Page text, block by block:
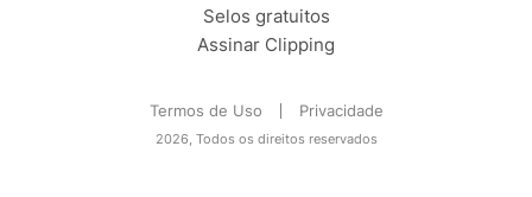
Selos gratuitos
Assinar Clipping
Termos de Uso Privacidade
2026, Todos os direitos reservados